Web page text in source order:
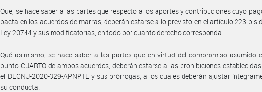
Que, se hace saber a las partes que respecto a los aportes y contribuciones cuyo
pacta en los acuerdos de marras, deberán estarse a lo previsto en el artículo 223 bis
Ley 20744 y sus modificatorias, en todo por cuanto derecho corresponda.
Qué asimismo, se hace saber a las partes que en virtud del compromiso asumido
punto CUARTO de ambos acuerdos, deberán estarse a las prohibiciones
el DECNU-2020-329-APNPTE y sus prórrogas, a los cuales deberán ajustar
su conducta.